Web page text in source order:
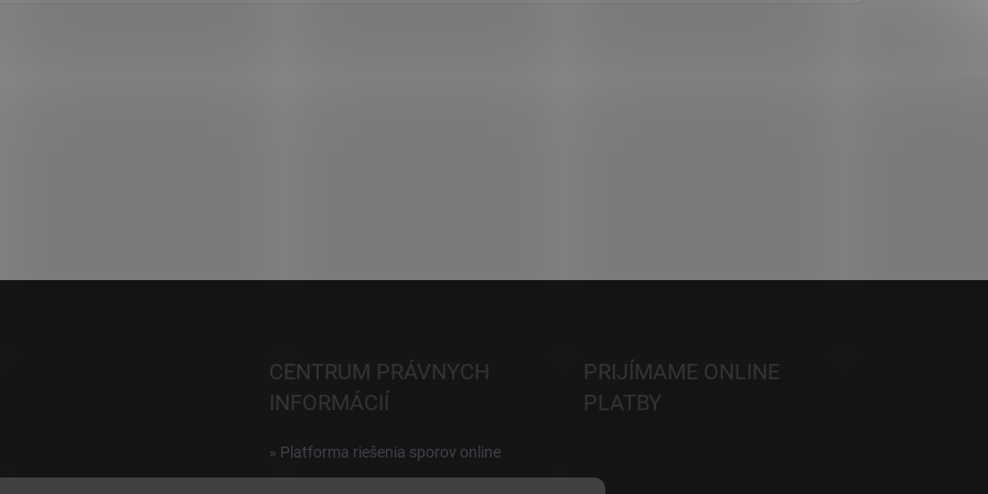
CENTRUM PRÁVNYCH
INFORMÁCIÍ
» Platforma riešenia sporov online
PRIJÍMAME ONLINE
PLATBY